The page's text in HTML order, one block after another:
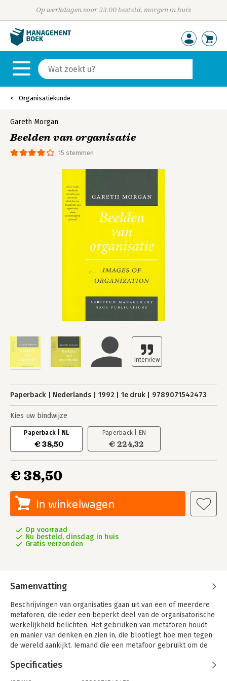
Op werkdagen voor 23:00 besteld, morgen in huis
Organisatiekunde
15 stemmen
Gareth Morgan
Beelden van organisatie
Paperback Nederlands 1992 1e druk 9789071542473
Kies uw bindwijze
Paperback | NL
€ 38,50
Paperback | EN
€ 224,32
€ 38,50
In winkelwagen
Op voorraad
Nu besteld, dinsdag in huis
Gratis verzonden
Samenvatting
Beschrijvingen van organisaties gaan uit van een of meerdere
metaforen, die ieder een beperkt deel van de organisatorische
werkelijkheid belichten. Het gebruiken van metaforen houdt
en manier van denken en zien in, die blootlegt hoe men tegen
de wereld aankijkt. Iemand die een metafoor gebruikt om de
beeld is van Y. Daarbij worden de gemeenschappelijke
Specificaties